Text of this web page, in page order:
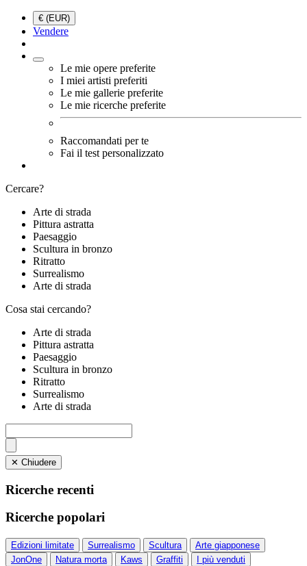
€ (EUR)
Vendere
Le mie opere preferite
I miei artisti preferiti
Le mie gallerie preferite
Le mie ricerche preferite
Raccomandati per te
Fai il test personalizzato
Cercare?
Arte di strada
Pittura astratta
Paesaggio
Scultura in bronzo
Ritratto
Surrealismo
Arte di strada
Cosa stai cercando?
Arte di strada
Pittura astratta
Paesaggio
Scultura in bronzo
Ritratto
Surrealismo
Arte di strada
✕ Chiudere
Ricerche recenti
Ricerche popolari
Edizioni limitate Surrealismo Scultura
Arte giapponese
JonOne
Natura morta Kaws Graffiti I più venduti